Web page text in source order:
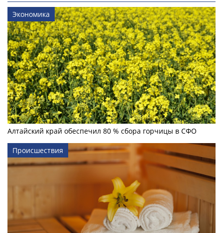
Экономика
Алтайский край обеспечил 80 % сбора горчицы в СФО
Происшествия